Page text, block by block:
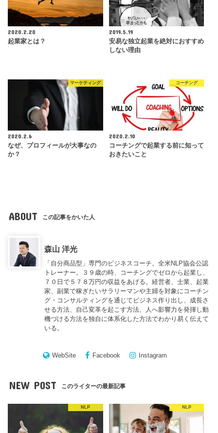
2020.2.20
起業家とは？
2019.5.19
安易な独立起業を絶対におすすめ
しない理由
マーケティング
2020.2.6
なぜ、プロフィールが大事なの
か？
コーチング
2020.2.10
コーチングで起業する前に知って
おきたいこと
ABOUT この記事をかいた人
森山 洋光
「自分商品型」専門のビジネスコーチ。全米NLP協会公認
トレーナー。３９歳の時、コーチングでゼロから起業し、
７０日で５７８万円の収益をあげる。経営者、士業、起業
家、副業で稼ぎたいサラリーマンや主婦を対象にコーチン
グ・コンサルティングを通じてビジネス作り出し、成長さ
せる方法、自己変革を起こす方法、人へ影響力を発揮し動
機づける方法を独自に体系化した方法でわかり易く伝えて
いる。
WebSite Facebook Instagram
NEW POST このライターの最新記事
NLP NLP